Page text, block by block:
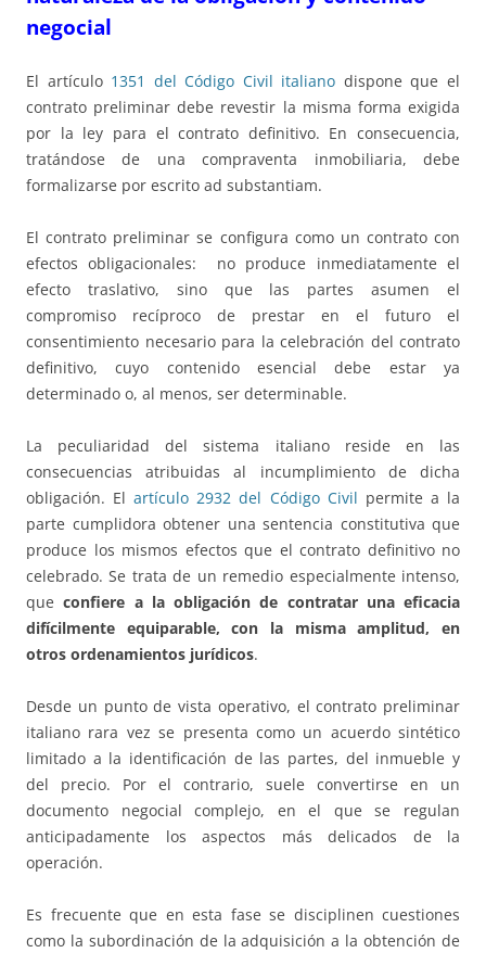
negocial
El artículo 1351 del Código Civil italiano dispone que el
contrato preliminar debe revestir la misma forma exigida
por la ley para el contrato definitivo. En consecuencia,
tratándose de una compraventa inmobiliaria, debe
formalizarse por escrito ad substantiam.
El contrato preliminar se configura como un contrato con
efectos obligacionales: no produce inmediatamente el
efecto traslativo, sino que las partes asumen el
compromiso recíproco de prestar en el futuro el
consentimiento necesario para la celebración del contrato
definitivo, cuyo contenido esencial debe estar ya
determinado o, al menos, ser determinable.
La peculiaridad del sistema italiano reside en las
consecuencias atribuidas al incumplimiento de dicha
obligación. El artículo 2932 del Código Civil permite a la
parte cumplidora obtener una sentencia constitutiva que
produce los mismos efectos que el contrato definitivo no
celebrado. Se trata de un remedio especialmente intenso,
queconfiere a la obligación de contratar una eficacia
difícilmente equiparable, con la misma amplitud, en
otros ordenamientos jurídicos.
Desde un punto de vista operativo, el contrato preliminar
italiano rara vez se presenta como un acuerdo sintético
limitado a la identificación de las partes, del inmueble y
del precio. Por el contrario, suele convertirse en un
documento negocial complejo, en el que se regulan
anticipadamente los aspectos más delicados de la
operación.
Es frecuente que en esta fase se disciplinen cuestiones
como la subordinación de la adquisición a la obtención de